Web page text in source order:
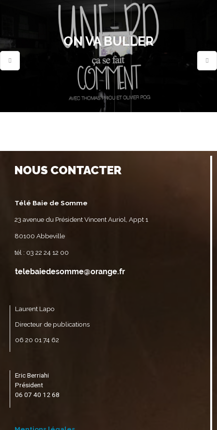
ON VA BULLER
NOUS CONTACTER
Télé Baie de Somme
23 avenue du Président Vincent Auriol, Appt 1
80100 Abbeville
tél : 03 22 24 12 00
Laurent Lapo
Directeur de publications
06 20 01 74 62
Eric Berriahi
Président
06 07 40 12 68